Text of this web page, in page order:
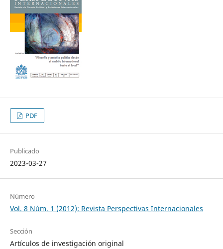
PDF
Publicado
2023-03-27
Número
Vol. 8 Núm. 1 (2012): Revista Perspectivas Internacionales
Sección
Artículos de investigación original